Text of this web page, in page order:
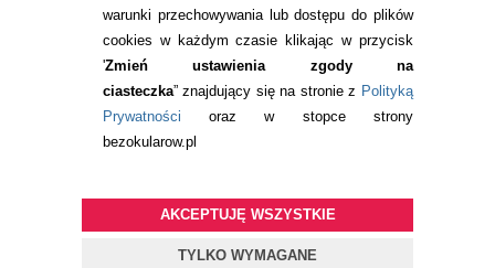
warunki przechowywania lub dostępu do plików
cookies w każdym czasie klikając w przycisk
'Zmień ustawienia zgody na
ciasteczka” znajdujący się na stronie z Polityką
Prywatności oraz w stopce strony
bezokularow.pl
AKCEPTUJĘ WSZYSTKIE
TYLKO WYMAGANE
BEZOKULARÓW.PL | soczewki kontaktowe i płyny